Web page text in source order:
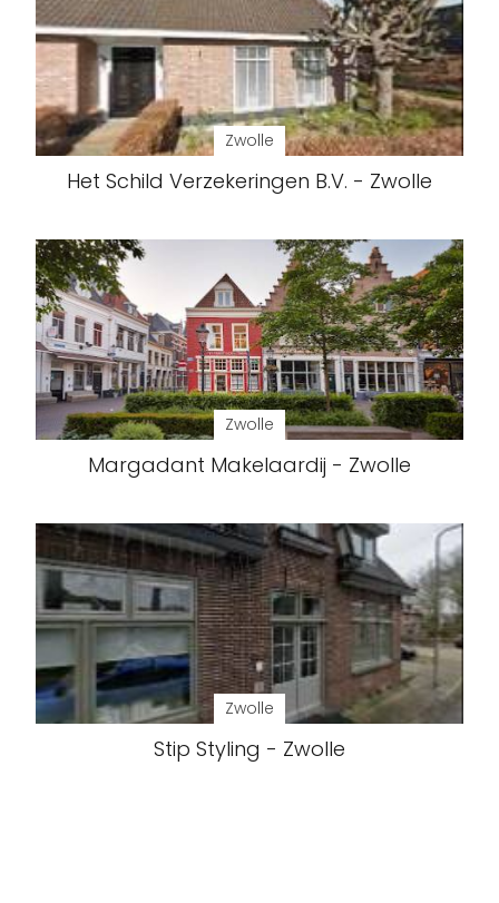
Zwolle
Het Schild Verzekeringen B.V. - Zwolle
Zwolle
Margadant Makelaardij - Zwolle
Zwolle
Stip Styling - Zwolle